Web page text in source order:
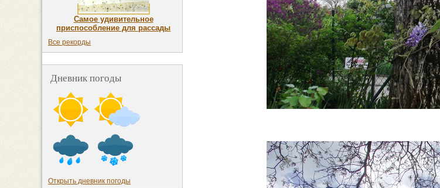
Самое удивительное
приспособление для рассады
Все рекорды
Дневник погоды
Открыть дневник погоды